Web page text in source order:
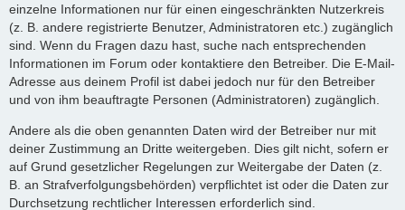
einzelne Informationen nur für einen eingeschränkten Nutzerkreis
(z. B. andere registrierte Benutzer, Administratoren etc.) zugänglich
sind. Wenn du Fragen dazu hast, suche nach entsprechenden
Informationen im Forum oder kontaktiere den Betreiber. Die E-Mail-
Adresse aus deinem Profil ist dabei jedoch nur für den Betreiber
und von ihm beauftragte Personen (Administratoren) zugänglich.
Andere als die oben genannten Daten wird der Betreiber nur mit
deiner Zustimmung an Dritte weitergeben. Dies gilt nicht, sofern er
auf Grund gesetzlicher Regelungen zur Weitergabe der Daten (z.
B. an Strafverfolgungsbehörden) verpflichtet ist oder die Daten zur
Durchsetzung rechtlicher Interessen erforderlich sind.